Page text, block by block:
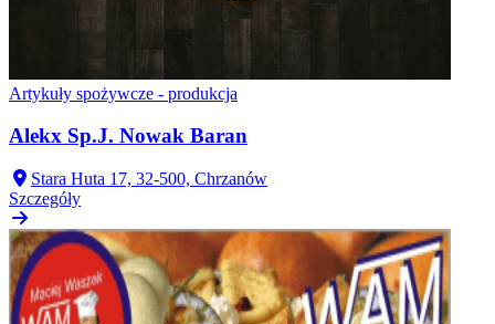
Artykuły spożywcze - produkcja
Alekx Sp.J. Nowak Baran
Stara Huta 17, 32-500, Chrzanów
Szczegóły